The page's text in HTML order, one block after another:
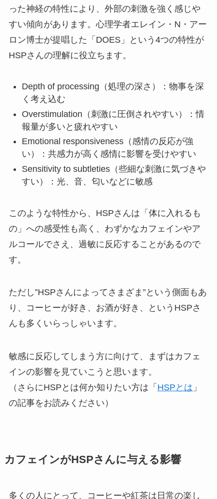
った神経の特性により、外部の刺激を強く感じや
すい傾向があります。心理学者エレイン・N・アー
ロン博士が提唱した「DOES」という4つの特性が
HSPさんの理解に役立ちます。
Depth of processing（処理の深さ）：物事を深
く考え込む
Overstimulation（刺激に圧倒されやすい）：情
報量が多いと疲れやすい
Emotional responsiveness（感情の反応が強
い）：共感力が高く感情に影響を受けやすい
Sensitivity to subtleties（些細な刺激に気づきや
すい）：光、音、匂いなどに敏感
このような特性から、HSPさんは「体に入れるも
の」への感受性も高く、わずかなカフェインやア
ルコールでさえ、過敏に反応することがあるので
す。
ただし”HSPさんによってさまざま”という側面もあ
り、コーヒーが好き、お酒が好き、というHSPさ
んも多くいらっしゃいます。
敏感に反応してしまう方に向けて、まずはカフェ
インの影響を見ていこうと思います。
（さらにHSPとは何か知りたい方は「 HSPとは 」
の記事をお読みください）
カフェインがHSPさんに与える影響
多くの人にとって、コーヒーや紅茶は日常の楽し